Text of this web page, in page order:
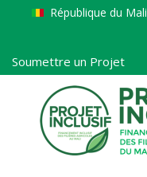
République du Mali
Soumettre un Projet